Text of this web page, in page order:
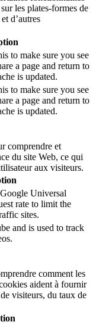
les plates-formes de
d’autres
to make sure you see
a page and return to
is updated.
to make sure you see
a page and return to
is updated.
comprendre et
du site Web, ce qui
aux visiteurs.
Universal
rate to limit the
sites.
and is used to track
comment les
aident à fournir
visiteurs, du taux de